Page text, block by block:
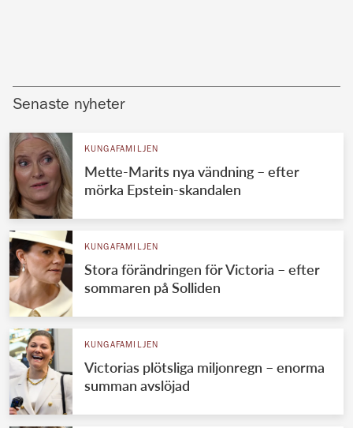
Senaste nyheter
KUNGAFAMILJEN
Mette-Marits nya vändning – efter
mörka Epstein-skandalen
KUNGAFAMILJEN
Stora förändringen för Victoria – efter
sommaren på Solliden
KUNGAFAMILJEN
Victorias plötsliga miljonregn – enorma
summan avslöjad